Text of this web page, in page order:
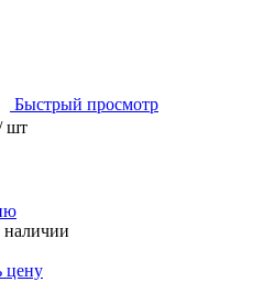
Быстрый просмотр
шт
цену